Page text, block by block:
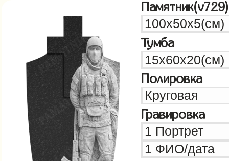
Памятник(v729)
Тумба
Полировка
Гравировка